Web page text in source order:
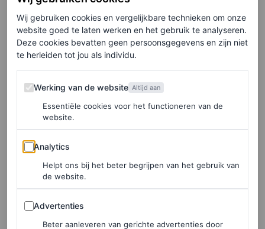
leeftijd gaat. Zo had Loewe in hun campagne voor de
pre-lente/zomer 2024-collectie de toen88-jarige Maggie
Smith in de hoofdrol. De veelgeprezen actrice, vooral
bekend als professor Anderling in de Harry Potter-films
en Violet Crawley in
Downton Abbey
Hij vereeuwigde Smiths tijdloze elegantie en guitige blik
ondeugende blik onder de knie te hebben. Bekijk de
beelden hieronder.
Wij gebruiken cookies en vergelijkbare technieken om onze
website goed te laten werken en het gebruik te analyseren.
Deze cookies bevatten geen persoonsgegevens en zijn niet
te herleiden tot jou als individu.
Werking van de website
Werking van de website Altijd aan
Essentiële cookies voor het functioneren van de
website.
Analytics
Analytics
Helpt ons bij het beter begrijpen van het gebruik van
de website.
Advertenties
Advertenties
Beter aanleveren van gerichte advertenties door